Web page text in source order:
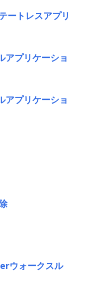
ートレスアプリ
アプリケーショ
アプリケーショ
ウォークスル